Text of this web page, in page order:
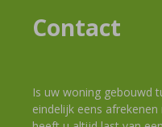
Contact
Is uw woning gebouwd
eindelijk eens